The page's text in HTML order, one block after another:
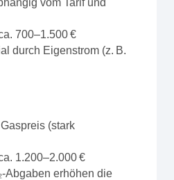
vom Tarif und
700–1.500 €
durch Eigenstrom (z. B.
(stark
1.200–2.000 €
Abgaben erhöhen die